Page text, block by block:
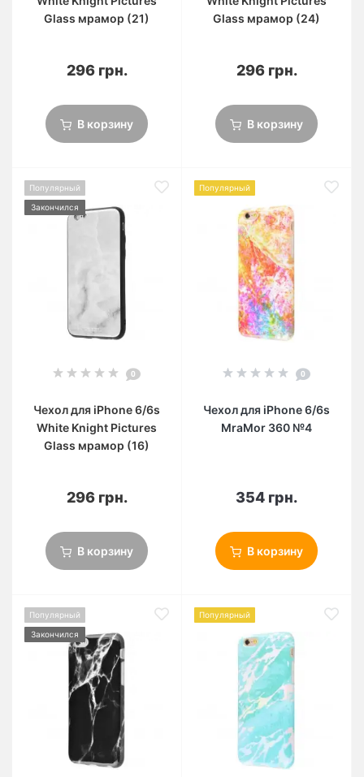
Glass мрамор (21)
296 грн.
В корзину
Glass мрамор (24)
296 грн.
В корзину
Популярный
Закончился
0
Чехол для iPhone 6/6s
White Knight Pictures
Glass мрамор (16)
296 грн.
В корзину
Популярный
0
Чехол для iPhone 6/6s
MraMor 360 №4
354 грн.
В корзину
Популярный
Закончился
Популярный